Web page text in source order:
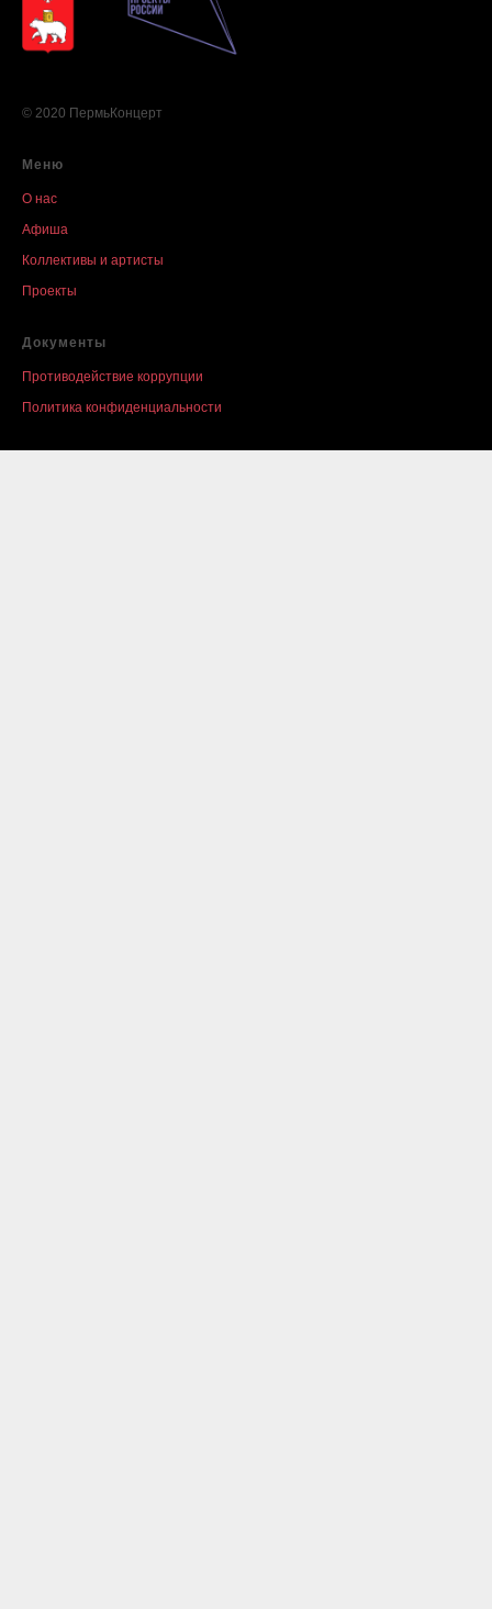
© 2020 ПермьКонцерт
Меню
О нас
Афиша
Коллективы и артисты
Проекты
Документы
Противодействие коррупции
Политика конфиденциальности